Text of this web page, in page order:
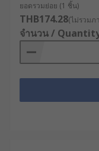
ถูกต้องช่วยป้อ
ในการหยิบจับแ
สินค้าที่ถูกต้อง
การตรวจสอบ
สอบย้อนกลับเ
สติ๊กเกอร์ม้วน
Number หรือ
ยอดรวมย่อย (1 ชิ้น)
THB174.28(ไม่รวมภ
จำนวน /